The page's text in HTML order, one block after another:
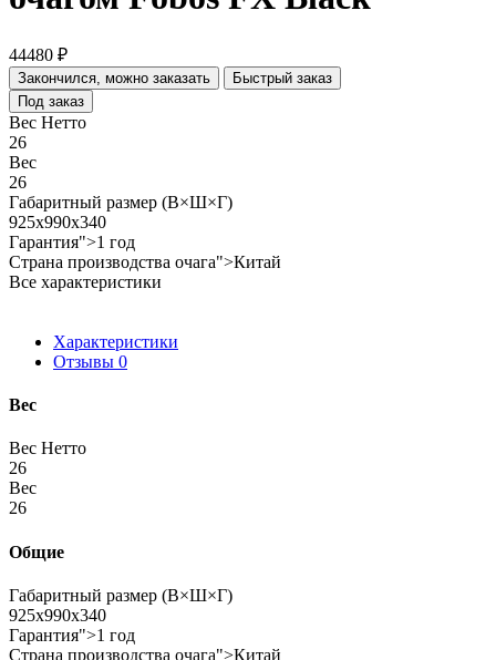
44480 ₽
Закончился, можно заказать
Быстрый заказ
Под заказ
Вес Нетто
26
Вес
26
Габаритный размер (В×Ш×Г)
925x990x340
Гарантия">1 год
Страна производства очага">Китай
Все характеристики
Характеристики
Отзывы 0
Вес
Вес Нетто
26
Вес
26
Общие
Габаритный размер (В×Ш×Г)
925x990x340
Гарантия">1 год
Страна производства очага">Китай